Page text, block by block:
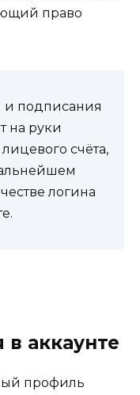
право
и подписания
на руки
счёта,
логина
в аккаунте
профиль